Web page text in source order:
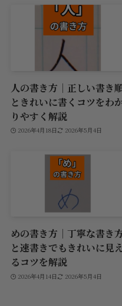
人の書き方｜正しい書き
ときれいに書くコツをわ
りやすく解説
2026年4月18日 2026年5月4日
めの書き方｜丁寧な書き
と速書きでもきれいに見
るコツを解説
2026年4月14日 2026年5月4日